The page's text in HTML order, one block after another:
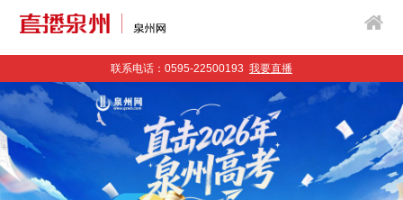
联系电话：0595-22500193 我要直播